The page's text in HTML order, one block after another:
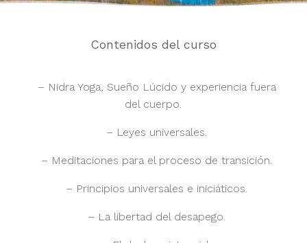
Contenidos del curso
– Nidra Yoga, Sueño Lúcido y experiencia fuera
del cuerpo.
– Leyes universales.
– Meditaciones para el proceso de transición.
– Principios universales e iniciáticos.
– La libertad del desapego.